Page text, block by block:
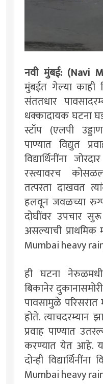
नवी मुंबई: (Navi
मुंबईत गेल्या
संततधार
धक्कादायक घटना
स्टॉप (एलपी
पाण्यात विद्युत
विद्यार्थिनींना
रस्त्यावरच
तत्परता दाखवत
हलवून जवळच्या
दोघींवर उपचार
असल्याची
Mumbai heavy
ही घटना
बिकानेर
पावसामुळे परिसरात
होते. त्याचदरम्यान
प्रवाह पाण्यात
करण्यात येत आहे.
दोन्ही
Mumbai heavy